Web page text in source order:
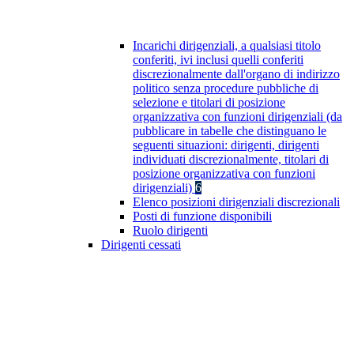
Incarichi dirigenziali, a qualsiasi titolo
conferiti, ivi inclusi quelli conferiti
discrezionalmente dall'organo di indirizzo
politico senza procedure pubbliche di
selezione e titolari di posizione
organizzativa con funzioni dirigenziali (da
pubblicare in tabelle che distinguano le
seguenti situazioni: dirigenti, dirigenti
individuati discrezionalmente, titolari di
posizione organizzativa con funzioni
dirigenziali) 6
Elenco posizioni dirigenziali discrezionali
Posti di funzione disponibili
Ruolo dirigenti
Dirigenti cessati